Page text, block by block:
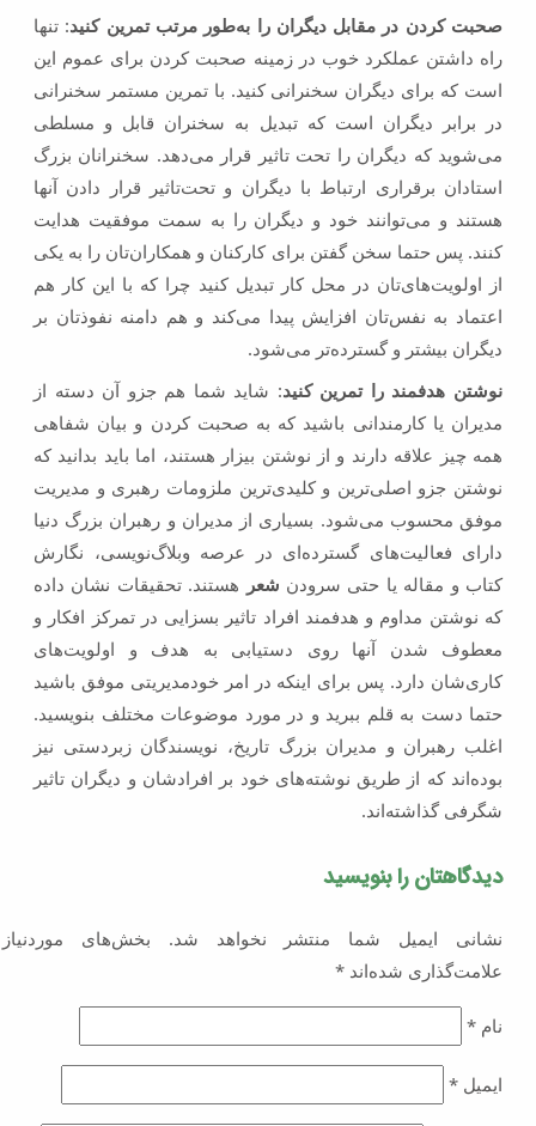
صحبت کردن در مقابل دیگران را به‌طور مرتب تمرین کنید: تنها
راه داشتن عملکرد خوب در زمینه صحبت کردن برای عموم این
است که برای دیگران سخنرانی کنید. با تمرین مستمر سخنرانی
در برابر دیگران است که تبدیل به سخنران قابل و مسلطی
می‌شوید که دیگران را تحت تاثیر قرار می‌دهد. سخنرانان بزرگ
استادان برقراری ارتباط با دیگران و تحت‌تاثیر قرار دادن آنها
هستند و می‌توانند خود و دیگران را به سمت موفقیت هدایت
کنند. پس حتما سخن گفتن برای کارکنان و همکاران‌تان را به یکی
از اولویت‌های‌تان در محل کار تبدیل کنید چرا که با این کار هم
اعتماد به نفس‌تان افزایش پیدا می‌کند و هم دامنه نفوذتان بر
دیگران بیشتر و گسترده‌تر می‌شود.
نوشتن هدفمند را تمرین کنید: شاید شما هم جزو آن دسته از
مدیران یا کارمندانی باشید که به صحبت کردن و بیان شفاهی
همه چیز علاقه دارند و از نوشتن بیزار هستند، اما باید بدانید که
نوشتن جزو اصلی‌ترین و کلیدی‌ترین ملزومات رهبری و مدیریت
موفق محسوب می‌شود. بسیاری از مدیران و رهبران بزرگ دنیا
دارای فعالیت‌های گسترده‌ای در عرصه وبلاگ‌نویسی، نگارش
کتاب و مقاله یا حتی سرودن شعر هستند. تحقیقات نشان داده
که نوشتن مداوم و هدفمند افراد تاثیر بسزایی در تمرکز افکار و
معطوف شدن آنها روی دستیابی به هدف و اولویت‌های
کاری‌شان دارد. پس برای اینکه در امر خودمدیریتی موفق باشید
حتما دست به قلم ببرید و در مورد موضوعات مختلف بنویسید.
اغلب رهبران و مدیران بزرگ تاریخ، نویسندگان زبردستی نیز
بوده‌اند که از طریق نوشته‌های خود بر افرادشان و دیگران تاثیر
شگرفی گذاشته‌اند.
دیدگاهتان را بنویسید
نشانی ایمیل شما منتشر نخواهد شد.
بخش‌های موردنیاز
علامت‌گذاری شده‌اند *
نام *
ایمیل *